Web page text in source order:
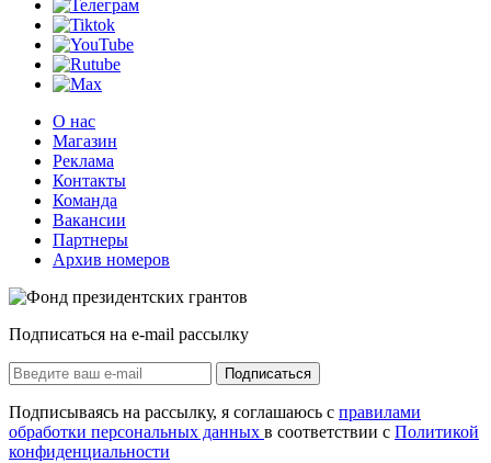
О нас
Магазин
Реклама
Контакты
Команда
Вакансии
Партнеры
Архив номеров
Подписаться на e-mail рассылку
Подписаться
Подписываясь на рассылку, я соглашаюсь с правилами
обработки персональных данных в соответствии с Политикой
конфиденциальности